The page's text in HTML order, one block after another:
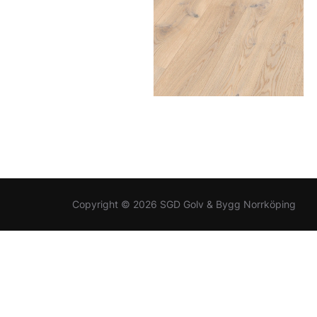
Copyright © 2026 SGD Golv & Bygg Norrköping